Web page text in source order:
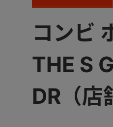
コンビ
THE S
DR（店